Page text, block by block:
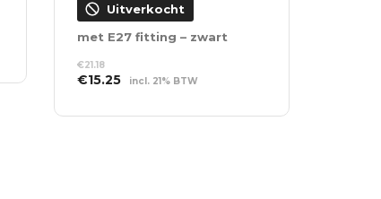
Uitverkocht
met E27 fitting – zwart
€21.18
Oorspronkelijke
was:
€15.25Huidige
is:
incl. 21% BTW